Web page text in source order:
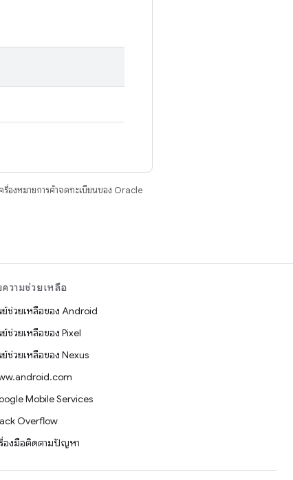
รื่องหมายการค้าจดทะเบียนของ Oracle
วามช่วยเหลือ
ช่วยเหลือของ Android
ช่วยเหลือของ Pixel
ช่วยเหลือของ Nexus
Mobile Services
Overflow
องมือติดตามปัญหา